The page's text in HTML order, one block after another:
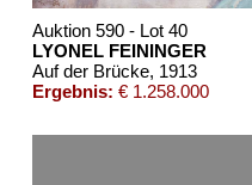
Auktion 590 - Lot 40
LYONEL FEININGER
Auf der Brücke, 1913
Ergebnis: € 1.258.000